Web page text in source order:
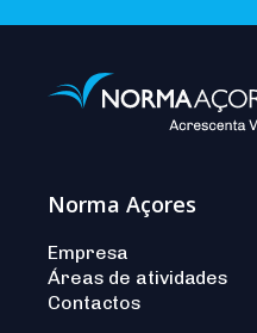
Norma Açores
Empresa
Áreas de atividades
Contactos